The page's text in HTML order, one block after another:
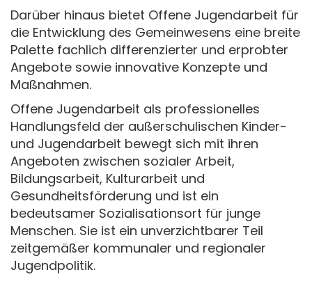
Darüber hinaus bietet Offene Jugendarbeit für
die Entwicklung des Gemeinwesens eine breite
Palette fachlich differenzierter und erprobter
Angebote sowie inno­vative Konzepte und
Maßnahmen.
Offene Jugendarbeit als professionelles
Handlungsfeld der außerschulischen Kinder-
und Jugendarbeit bewegt sich mit ihren
Angeboten zwischen sozialer Arbeit,
Bildungsarbeit, Kulturarbeit und
Gesundheitsförderung und ist ein
bedeutsamer Sozialisationsort für junge
Menschen. Sie ist ein unverzichtbarer Teil
zeitgemäßer kommunaler und regionaler
Jugendpolitik.